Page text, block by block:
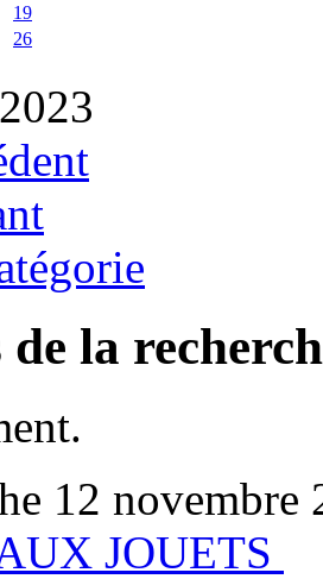
19
26
la
12 novembre
JOUETS